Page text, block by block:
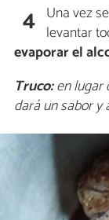
4 Una vez
levantar
evaporar el
Truco:en lugar
dará un sabor y